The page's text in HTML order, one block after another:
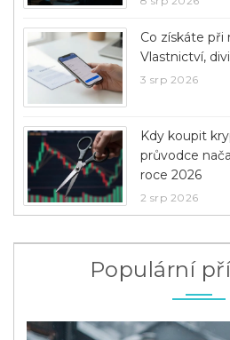
Co získáte při
Vlastnictví,
3 srp 2026
Kdy koupit
průvodce
roce 2026
2 srp 2026
Populární